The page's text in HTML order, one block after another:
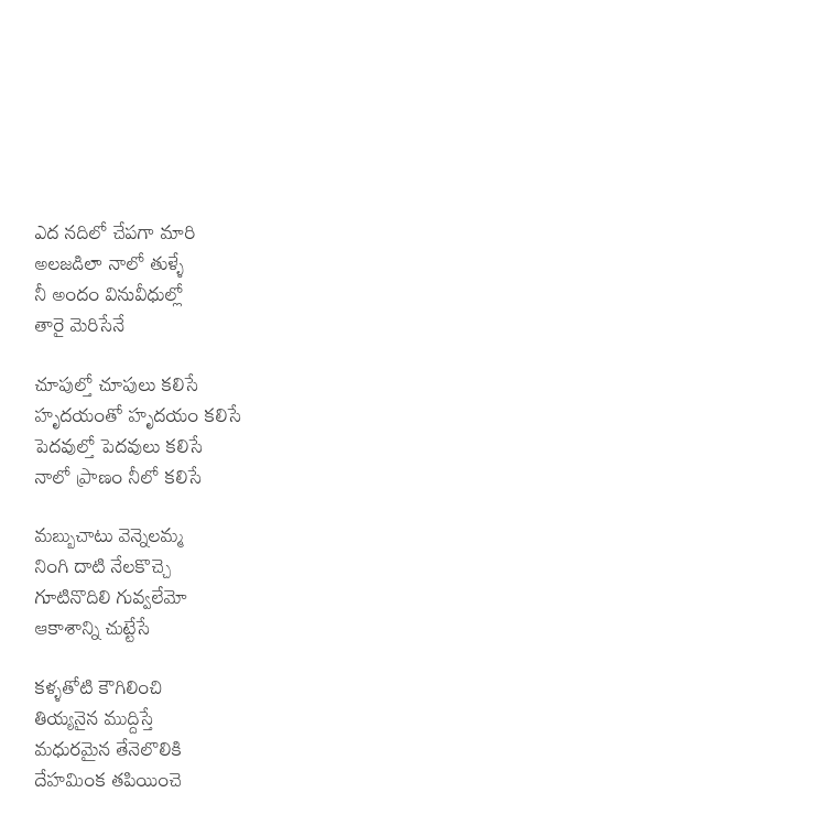
ఎద నదిలో చేపగా మారి
అలజడిలా నాలో తుళ్ళే
నీ అందం వినువీధుల్లో
తారై మెరిసేనే
చూపుల్తో చూపులు కలిసే
హృదయంతో హృదయం కలిసే
పెదవుల్తో పెదవులు కలిసే
నాలో ప్రాణం నీలో కలిసే
మబ్బుచాటు వెన్నెలమ్మ
నింగి దాటి నేలకొచ్చె
గూటినొదిలి గువ్వలేమో
ఆకాశాన్ని చుట్టేసే
కళ్ళతోటి కౌగిలించి
తియ్యనైన ముద్దిస్తే
మధురమైన తేనెలొలికి
దేహమింక తపియించె